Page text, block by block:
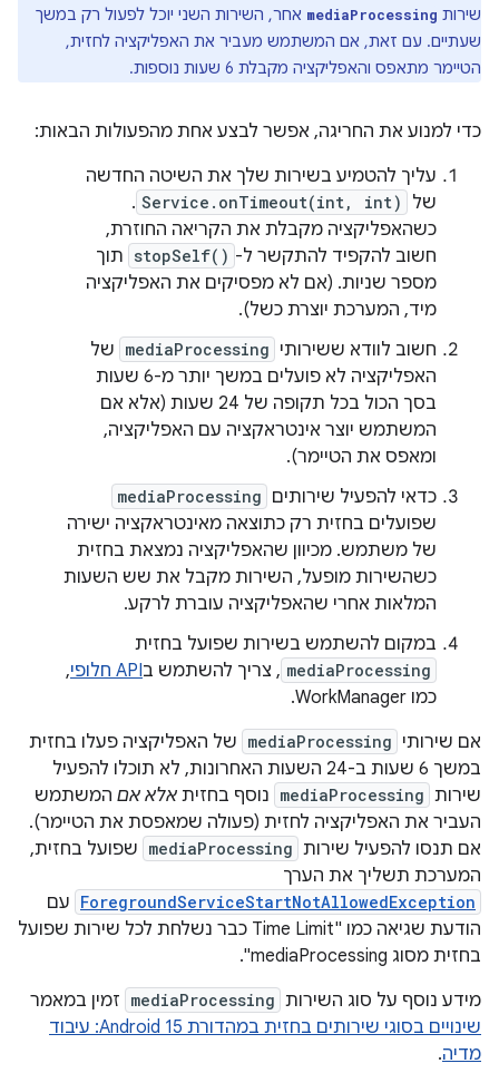
שירות mediaProcessing אחר, השירות השני יוכל לפעול רק במשך
שעתיים. עם זאת, אם המשתמש מעביר את האפליקציה לחזית,
הטיימר מתאפס והאפליקציה מקבלת 6 שעות נוספות.
כדי למנוע את החריגה, אפשר לבצע אחת מהפעולות הבאות:
עליך להטמיע בשירות שלך את השיטה החדשה
של
Service.onTimeout(int, int)
.
כשהאפליקציה מקבלת את הקריאה החוזרת,
חשוב להקפיד להתקשר ל- stopSelf() תוך
מספר שניות. (אם לא מפסיקים את האפליקציה
מיד, המערכת יוצרת כשל).
חשוב לוודא ששירותי mediaProcessing של
האפליקציה לא פועלים במשך יותר מ-6 שעות
בסך הכול בכל תקופה של 24 שעות (אלא אם
המשתמש יוצר אינטראקציה עם האפליקציה,
ומאפס את הטיימר).
כדאי להפעיל שירותים mediaProcessing
שפועלים בחזית רק כתוצאה מאינטראקציה ישירה
של משתמש. מכיוון שהאפליקציה נמצאת בחזית
כשהשירות מופעל, השירות מקבל את שש השעות
המלאות אחרי שהאפליקציה עוברת לרקע.
במקום להשתמש בשירות שפועל בחזית
mediaProcessing , צריך להשתמש בAPI חלופי
,
כמו WorkManager.
אם שירותי mediaProcessing של האפליקציה פעלו בחזית
במשך 6 שעות ב-24 השעות האחרונות, לא תוכלו להפעיל
שירות mediaProcessing נוסף בחזית אלא אם המשתמש
העביר את האפליקציה לחזית (פעולה שמאפסת את הטיימר).
אם תנסו להפעיל שירות mediaProcessing שפועל בחזית,
המערכת תשליך את הערך
ForegroundServiceStartNotAllowedException עם
הודעת שגיאה כמו "Time Limit כבר נשלחת לכל שירות שפועל
בחזית מסוג mediaProcessing".
מידע נוסף על סוג השירות mediaProcessing זמין במאמר
שינויים בסוגי שירותים בחזית במהדורת Android 15: עיבוד
מדיה.